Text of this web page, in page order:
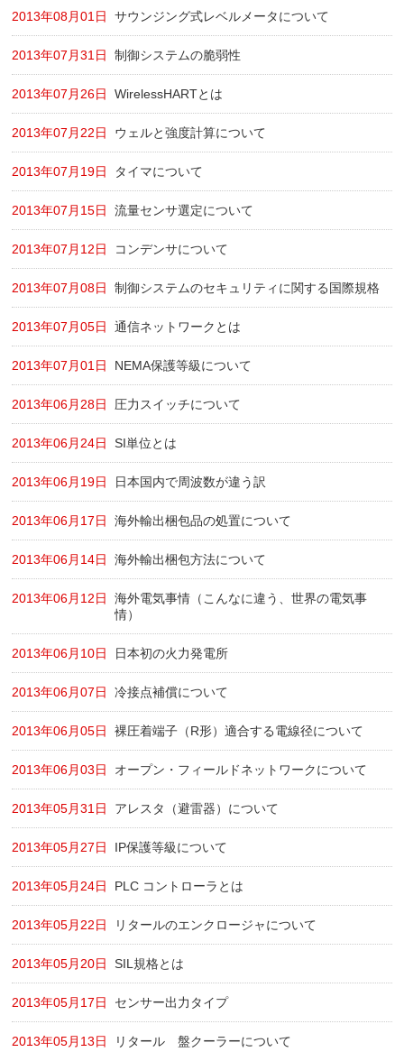
2013年08月01日 サウンジング式レベルメータについて
2013年07月31日 制御システムの脆弱性
2013年07月26日 WirelessHARTとは
2013年07月22日 ウェルと強度計算について
2013年07月19日 タイマについて
2013年07月15日 流量センサ選定について
2013年07月12日 コンデンサについて
2013年07月08日 制御システムのセキュリティに関する国際規格
2013年07月05日 通信ネットワークとは
2013年07月01日 NEMA保護等級について
2013年06月28日 圧力スイッチについて
2013年06月24日 SI単位とは
2013年06月19日 日本国内で周波数が違う訳
2013年06月17日 海外輸出梱包品の処置について
2013年06月14日 海外輸出梱包方法について
2013年06月12日
海外電気事情（こんなに違う、世界の電気事
情）
2013年06月10日 日本初の火力発電所
2013年06月07日 冷接点補償について
2013年06月05日 裸圧着端子（R形）適合する電線径について
2013年06月03日 オープン・フィールドネットワークについて
2013年05月31日 アレスタ（避雷器）について
2013年05月27日 IP保護等級について
2013年05月24日 PLC コントローラとは
2013年05月22日 リタールのエンクロージャについて
2013年05月20日 SIL規格とは
2013年05月17日 センサー出力タイプ
2013年05月13日 リタール 盤クーラーについて